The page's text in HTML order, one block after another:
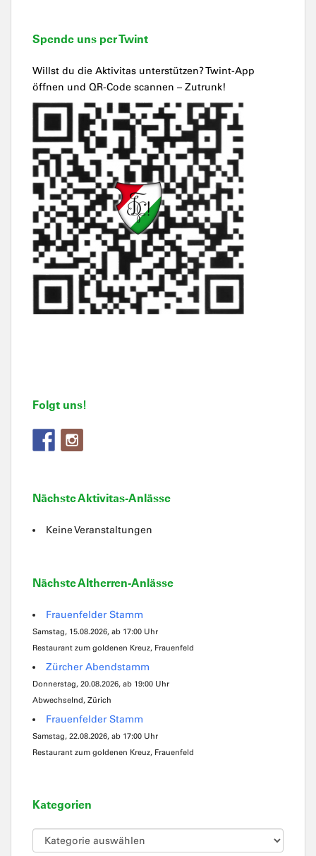
Spende uns per Twint
Willst du die Aktivitas unterstützen? Twint-App
öffnen und QR-Code scannen – Zutrunk!
Folgt uns!
Nächste Aktivitas-Anlässe
Keine Veranstaltungen
Nächste Altherren-Anlässe
Frauenfelder Stamm
Samstag, 15.08.2026, ab 17:00 Uhr
Restaurant zum goldenen Kreuz, Frauenfeld
Zürcher Abendstamm
Donnerstag, 20.08.2026, ab 19:00 Uhr
Abwechselnd, Zürich
Frauenfelder Stamm
Samstag, 22.08.2026, ab 17:00 Uhr
Restaurant zum goldenen Kreuz, Frauenfeld
Kategorien
Kategorien